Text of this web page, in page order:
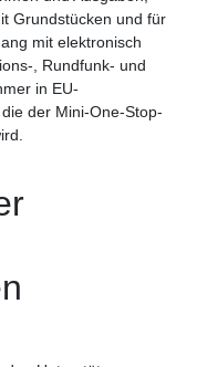
Grundstücken und für
mit elektronisch
, Rundfunk- und
in EU-
der Mini-One-Stop-